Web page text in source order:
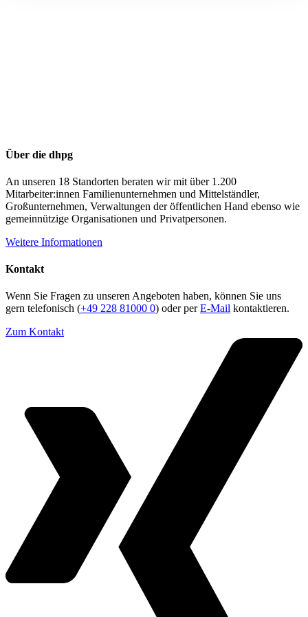
Über die dhpg
An unseren 18 Standorten beraten wir mit über 1.200
Mitarbeiter:innen Familienunternehmen und Mittelständler,
Großunternehmen, Verwaltungen der öffentlichen Hand ebenso wie
gemeinnützige Organisationen und Privatpersonen.
Weitere Informationen
Kontakt
Wenn Sie Fragen zu unseren Angeboten haben, können Sie uns
gern telefonisch (+49 228 81000 0) oder perE-Mail kontaktieren.
Zum Kontakt